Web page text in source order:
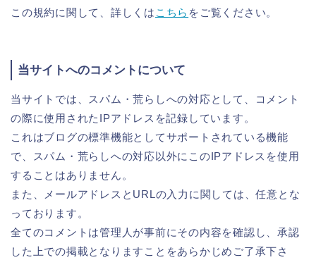
この規約に関して、詳しくは こちら をご覧ください。
当サイトへのコメントについて
当サイトでは、スパム・荒らしへの対応として、コメント
の際に使用されたIPアドレスを記録しています。
これはブログの標準機能としてサポートされている機能
で、スパム・荒らしへの対応以外にこのIPアドレスを使用
することはありません。
また、メールアドレスとURLの入力に関しては、任意とな
っております。
全てのコメントは管理人が事前にその内容を確認し、承認
した上での掲載となりますことをあらかじめご了承下さ